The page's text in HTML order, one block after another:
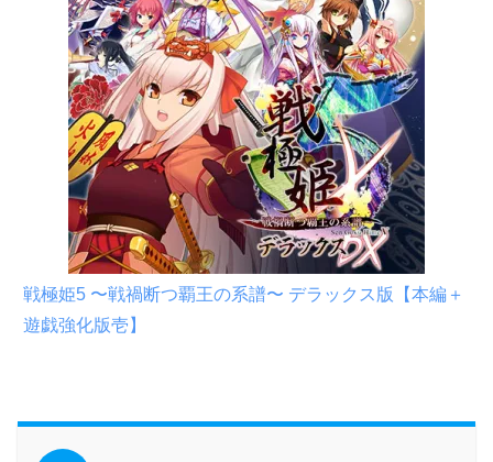
戦極姫5 〜戦禍断つ覇王の系譜〜 デラックス版【本編＋
遊戯強化版壱】